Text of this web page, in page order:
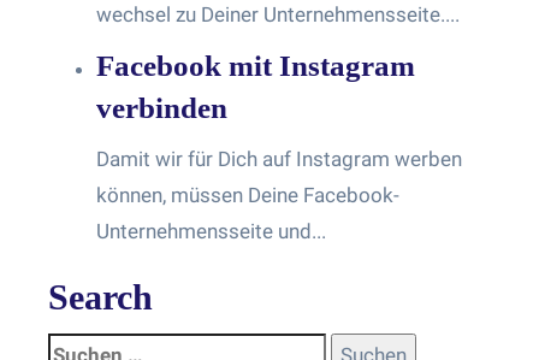
wechsel zu Deiner Unternehmensseite....
Facebook mit Instagram
verbinden
Damit wir für Dich auf Instagram werben
können, müssen Deine Facebook-
Unternehmensseite und...
Search